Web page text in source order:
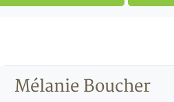
Mélanie Boucher